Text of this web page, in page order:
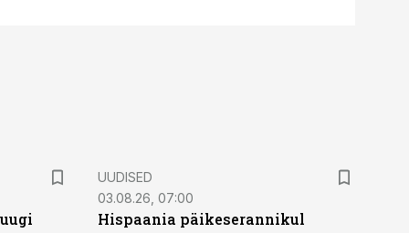
UUDISED
03.08.26, 07:00
Hispaania päikeserannikul